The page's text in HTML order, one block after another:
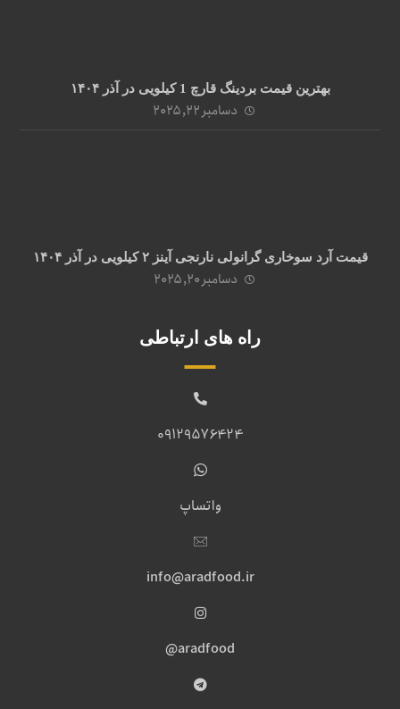
بهترین قیمت بردینگ قارچ 1 کیلویی در آذر ۱۴۰۴
دسامبر ۲۲, ۲۰۲۵
قیمت آرد سوخاری گرانولی نارنجی آینز ۲ کیلویی در آذر ۱۴۰۴
دسامبر ۲۰, ۲۰۲۵
راه های ارتباطی
09129576424
واتساپ
info@aradfood.ir
aradfood@